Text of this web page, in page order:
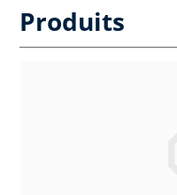
Produits